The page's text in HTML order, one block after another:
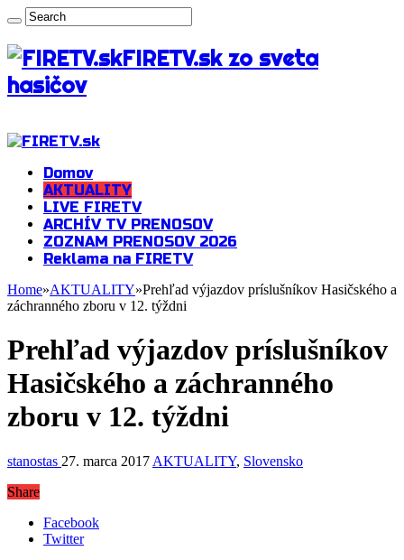
FIRETV.sk zo sveta
hasičov
Domov
AKTUALITY
LIVE FIRETV
ARCHÍV TV PRENOSOV
ZOZNAM PRENOSOV 2026
Reklama na FIRETV
Home»AKTUALITY»Prehľad výjazdov príslušníkov Hasičského a
záchranného zboru v 12. týždni
Prehľad výjazdov príslušníkov
Hasičského a záchranného
zboru v 12. týždni
stanostas 27. marca 2017 AKTUALITY, Slovensko
Share
Facebook
Twitter